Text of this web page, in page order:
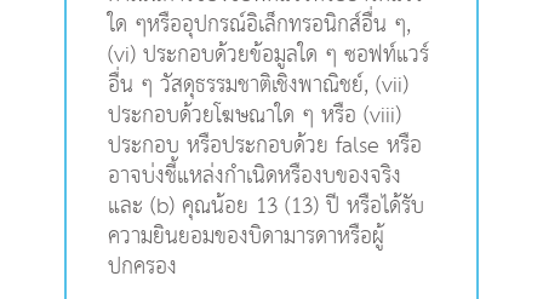
ใด ๆหรืออุปกรณ์อิเล็กทรอนิกส์อื่น ๆ,
(vi) ประกอบด้วยข้อมูลใด ๆ ซอฟท์แวร์
อื่น ๆ วัสดุธรรมชาติเชิงพาณิชย์, (vii)
ประกอบด้วยโฆษณาใด ๆ หรือ (viii)
ประกอบ หรือประกอบด้วย false หรือ
อาจบ่งชี้แหล่งกำเนิดหรืองบของจริง
และ (b) คุณน้อย 13 (13) ปี หรือได้รับ
ความยินยอมของบิดามารดาหรือผู้
ปกครอง